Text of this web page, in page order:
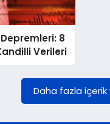
8
Verileri
Daha fazla içerik